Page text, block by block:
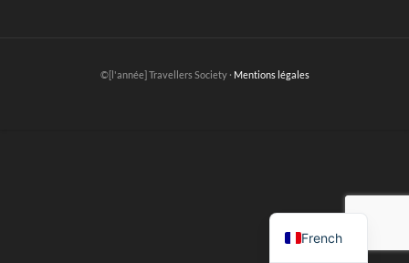
©[l'année] Travellers Society · Mentions légales
French